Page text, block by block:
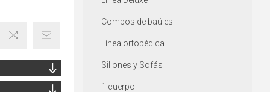
Combos de baúles
Línea ortopédica
Sillones y Sofás
1 cuerpo